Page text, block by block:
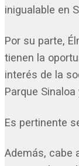
inigualable en
Por su parte,
tienen la
interés de la
Parque
Es pertinente
Además, cabe